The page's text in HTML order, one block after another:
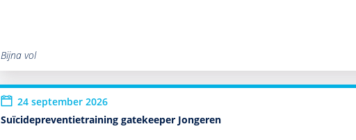
Bijna vol
24 september 2026
Suïcidepreventietraining gatekeeper Jongeren